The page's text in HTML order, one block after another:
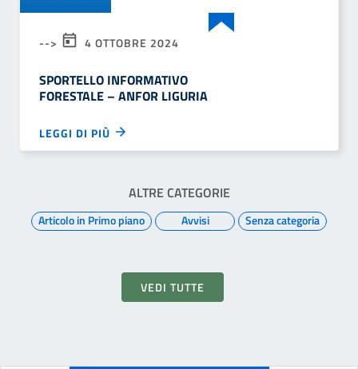
--> 4 OTTOBRE 2024
SPORTELLO INFORMATIVO
FORESTALE – ANFOR LIGURIA
LEGGI DI PIÙ
ALTRE CATEGORIE
Articolo in Primo piano Avvisi Senza categoria
VEDI TUTTE